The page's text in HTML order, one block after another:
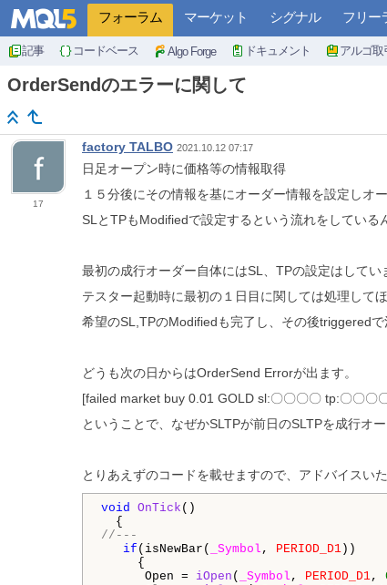
フォーラム マーケット シグナル フリー
記事 コードベース Algo Forge ドキュメント アルゴ取
OrderSendのエラーに関して
17
factory TALBO 2021.10.12 07:17
日足オープン時に価格等の情報取得
１５分後にその情報を基にオーダー情報を設定しオー
SLとTPもModifiedで設定するという流れをしている
最初の成行オーダー自体にはSL、TPの設定はしてい
テスター起動時に最初の１日目に関しては処理して
希望のSL,TPのModifiedも完了し、その後triggered
どうも次の日からはOrderSend Errorが出ます。
[failed market buy 0.01 GOLD sl:〇〇〇〇 tp:〇〇〇
ということで、なぜかSLTPが前日のSLTPを成行オ
とりあえずのコードを載せますので、アドバイスい
void OnTick ()
//---
if (isNewBar( _Symbol , PERIOD_D1 ))
{
Open = iOpen ( _Symbol , PERIOD_D1,